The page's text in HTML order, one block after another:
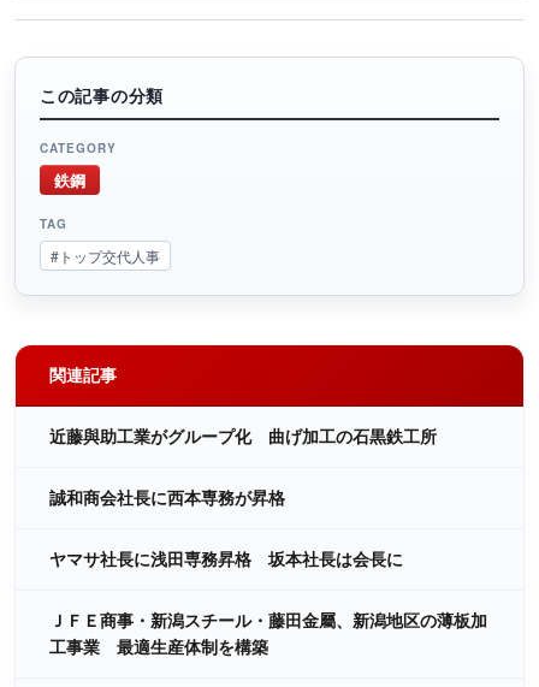
この記事の分類
CATEGORY
鉄鋼
TAG
#トップ交代人事
関連記事
近藤與助工業がグループ化 曲げ加工の石黒鉄工所
誠和商会社長に西本専務が昇格
ヤマサ社長に浅田専務昇格 坂本社長は会長に
ＪＦＥ商事・新潟スチール・藤田金屬、新潟地区の薄板加
工事業 最適生産体制を構築